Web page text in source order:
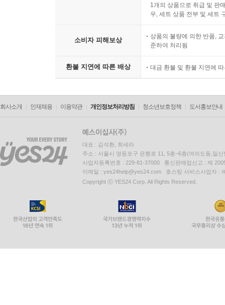
1개의 상품으로 취급 및 판
우, 세트 상품 전부 및 세트
소비자 피해보상
상품의 불량에 의한 반품,
준하여 처리됨
환불 지연에 따른 배상 대금 환불 및 환불 지연에
회사소개 인재채용 이용약관 개인정보처리방침 청소년보호정책 도서홍보안내
대표 : 김석환, 최세라
주소 : 서울시 영등포구 은행로 11, 5층~6층(여의도동,일신
사업자등록번호 : 229-81-37000 통신판매업신고 : 제
이메일 : yes24help@yes24.com 호스팅 서비스사업자 :
Copyright ⓒ YES24 Corp. All Rights Reserved.